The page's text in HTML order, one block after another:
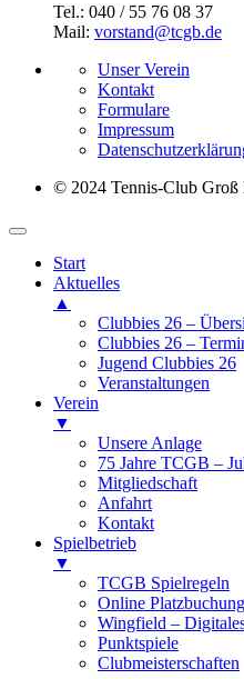
Tel.: 040 / 55 76 08 37
Mail: vorstand@tcgb.de
Unser Verein
Kontakt
Formulare
Impressum
© 2024 Tennis-Club Groß
Start
Aktuelles
▲
Clubbies 26 –
Clubbies 26 –
Jugend Clubbies 26
Veranstaltungen
Verein
▼
Unsere Anlage
75 Jahre TCGB –
Mitgliedschaft
Anfahrt
Kontakt
Spielbetrieb
▼
TCGB Spielregeln
Online Platzbuchung
Wingfield –
Punktspiele
Clubmeisterschaften